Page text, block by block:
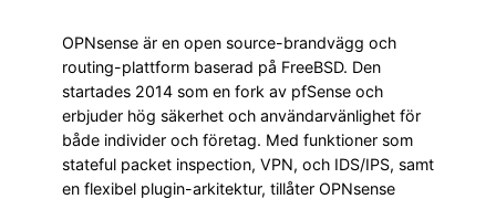
OPNsense är en open source-brandvägg och
routing-plattform baserad på FreeBSD. Den
startades 2014 som en fork av pfSense och
erbjuder hög säkerhet och användarvänlighet för
både individer och företag. Med funktioner som
stateful packet inspection, VPN, och IDS/IPS, samt
en flexibel plugin-arkitektur, tillåter OPNsense